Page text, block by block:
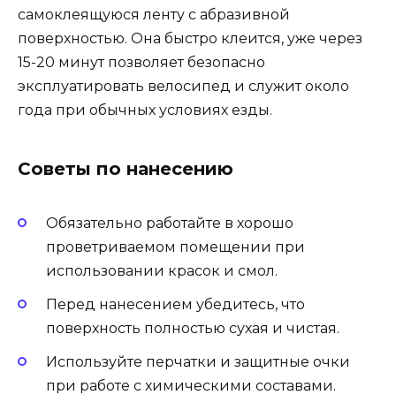
самоклеящуюся ленту с абразивной
поверхностью. Она быстро клеится, уже через
15-20 минут позволяет безопасно
эксплуатировать велосипед и служит около
года при обычных условиях езды.
Советы по нанесению
Обязательно работайте в хорошо
проветриваемом помещении при
использовании красок и смол.
Перед нанесением убедитесь, что
поверхность полностью сухая и чистая.
Используйте перчатки и защитные очки
при работе с химическими составами.